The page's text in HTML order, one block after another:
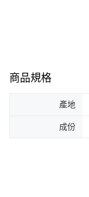
商品規格
產地
成份